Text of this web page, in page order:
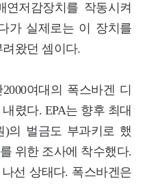
저감장치를 작동시켜
가 실제로는 이 장치를
왔던 셈이다.
여대의 폭스바겐 디
렸다. EPA는 향후 최대
)의 벌금도 부과키로 했
위한 조사에 착수했다.
선 상태다. 폭스바겐은